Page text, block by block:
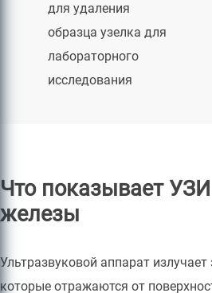
для удаления
образца узелка для
лабораторного
исследования
Что показывает
железы
Ультразвуковой аппарат
которые отражаются от